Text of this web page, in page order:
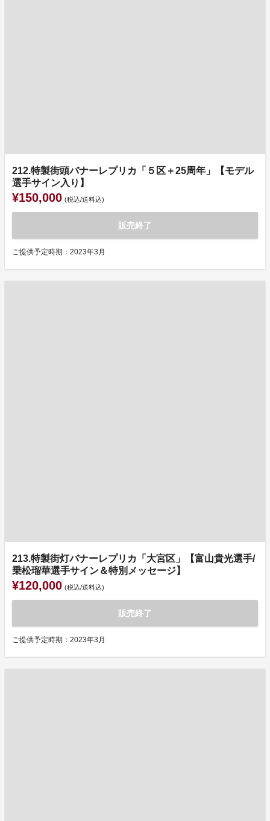
212.特製街頭バナーレプリカ「５区＋25周年」【モデル
選手サイン入り】
¥150,000 (税込/送料込)
販売終了
ご提供予定時期：2023年3月
213.特製街灯バナーレプリカ「大宮区」【富山貴光選手/
乗松瑠華選手サイン＆特別メッセージ】
¥120,000 (税込/送料込)
販売終了
ご提供予定時期：2023年3月